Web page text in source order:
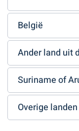
België
Ander land uit
Suriname of
Overige landen